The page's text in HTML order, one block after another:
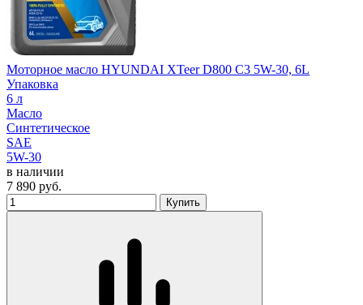
Моторное масло HYUNDAI XTeer D800 C3 5W-30, 6L
Упаковка
6 л
Масло
Синтетическое
SAE
5W-30
в наличии
7 890 руб.
Купить